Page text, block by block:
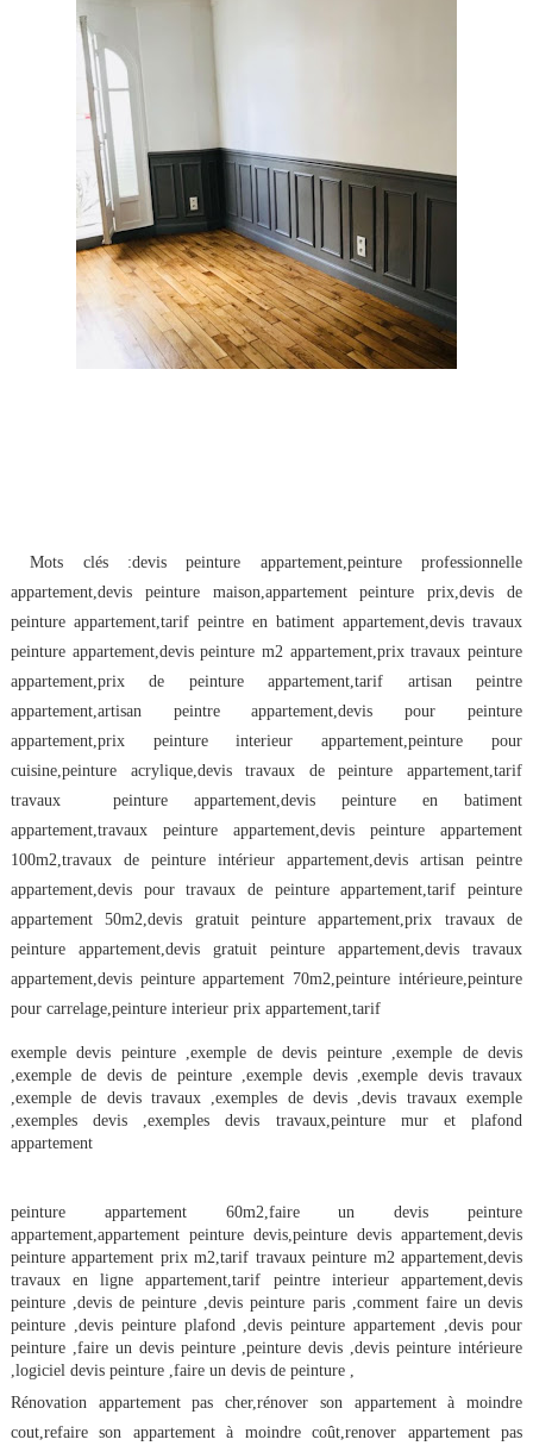
Mots clés :devis peinture appartement,peinture professionnelle
appartement,devis peinture maison,appartement peinture prix,devis de
peinture appartement,tarif peintre en batiment appartement,devis travaux
peinture appartement,devis peinture m2 appartement,prix travaux peinture
appartement,prix de peinture appartement,tarif artisan peintre
appartement,artisan peintre appartement,devis pour peinture
appartement,prix peinture interieur appartement,peinture pour
cuisine,peinture acrylique,devis travaux de peinture appartement,tarif
travaux  peinture appartement,devis peinture en batiment
appartement,travaux peinture appartement,devis peinture appartement
100m2,travaux de peinture intérieur appartement,devis artisan peintre
appartement,devis pour travaux de peinture appartement,tarif peinture
appartement 50m2,devis gratuit peinture appartement,prix travaux de
peinture appartement,devis gratuit peinture appartement,devis travaux
appartement,devis peinture appartement 70m2,peinture intérieure,peinture
pour carrelage,peinture interieur prix appartement,tarif
exemple devis peinture ,exemple de devis peinture ,exemple de devis
,exemple de devis de peinture ,exemple devis ,exemple devis travaux
,exemple de devis travaux ,exemples de devis ,devis travaux exemple
,exemples devis ,exemples devis travaux,peinture mur et plafond
appartement
peinture appartement 60m2,faire un devis peinture
appartement,appartement peinture devis,peinture devis appartement,devis
peinture appartement prix m2,tarif travaux peinture m2 appartement,devis
travaux en ligne appartement,tarif peintre interieur appartement,devis
peinture ,devis de peinture ,devis peinture paris ,comment faire un devis
peinture ,devis peinture plafond ,devis peinture appartement ,devis pour
peinture ,faire un devis peinture ,peinture devis ,devis peinture intérieure
,logiciel devis peinture ,faire un devis de peinture ,
Rénovation appartement pas cher,rénover son appartement à moindre
cout,refaire son appartement à moindre coût,renover appartement pas